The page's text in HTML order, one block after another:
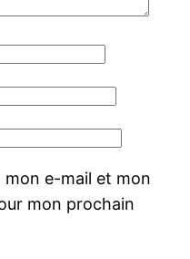
e-mail et mon
mon prochain